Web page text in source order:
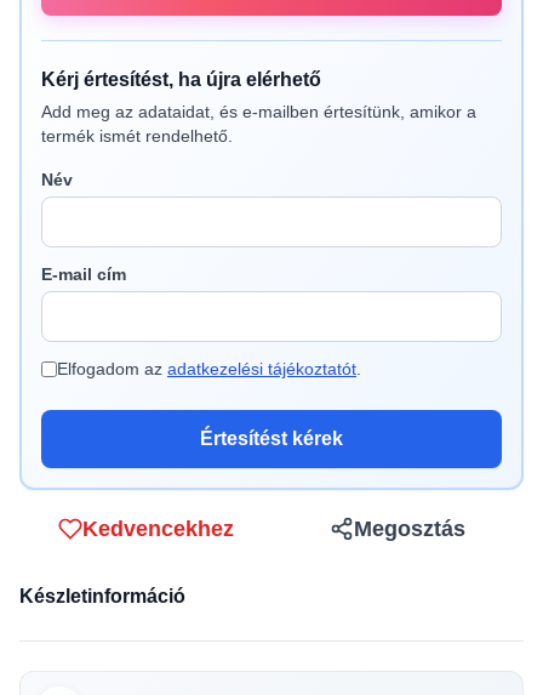
Kérj értesítést, ha újra elérhető
Add meg az adataidat, és e-mailben értesítünk, amikor a
termék ismét rendelhető.
Név
E-mail cím
Elfogadom az adatkezelési tájékoztatót
Értesítést kérek
Kedvencekhez Megosztás
Készletinformáció